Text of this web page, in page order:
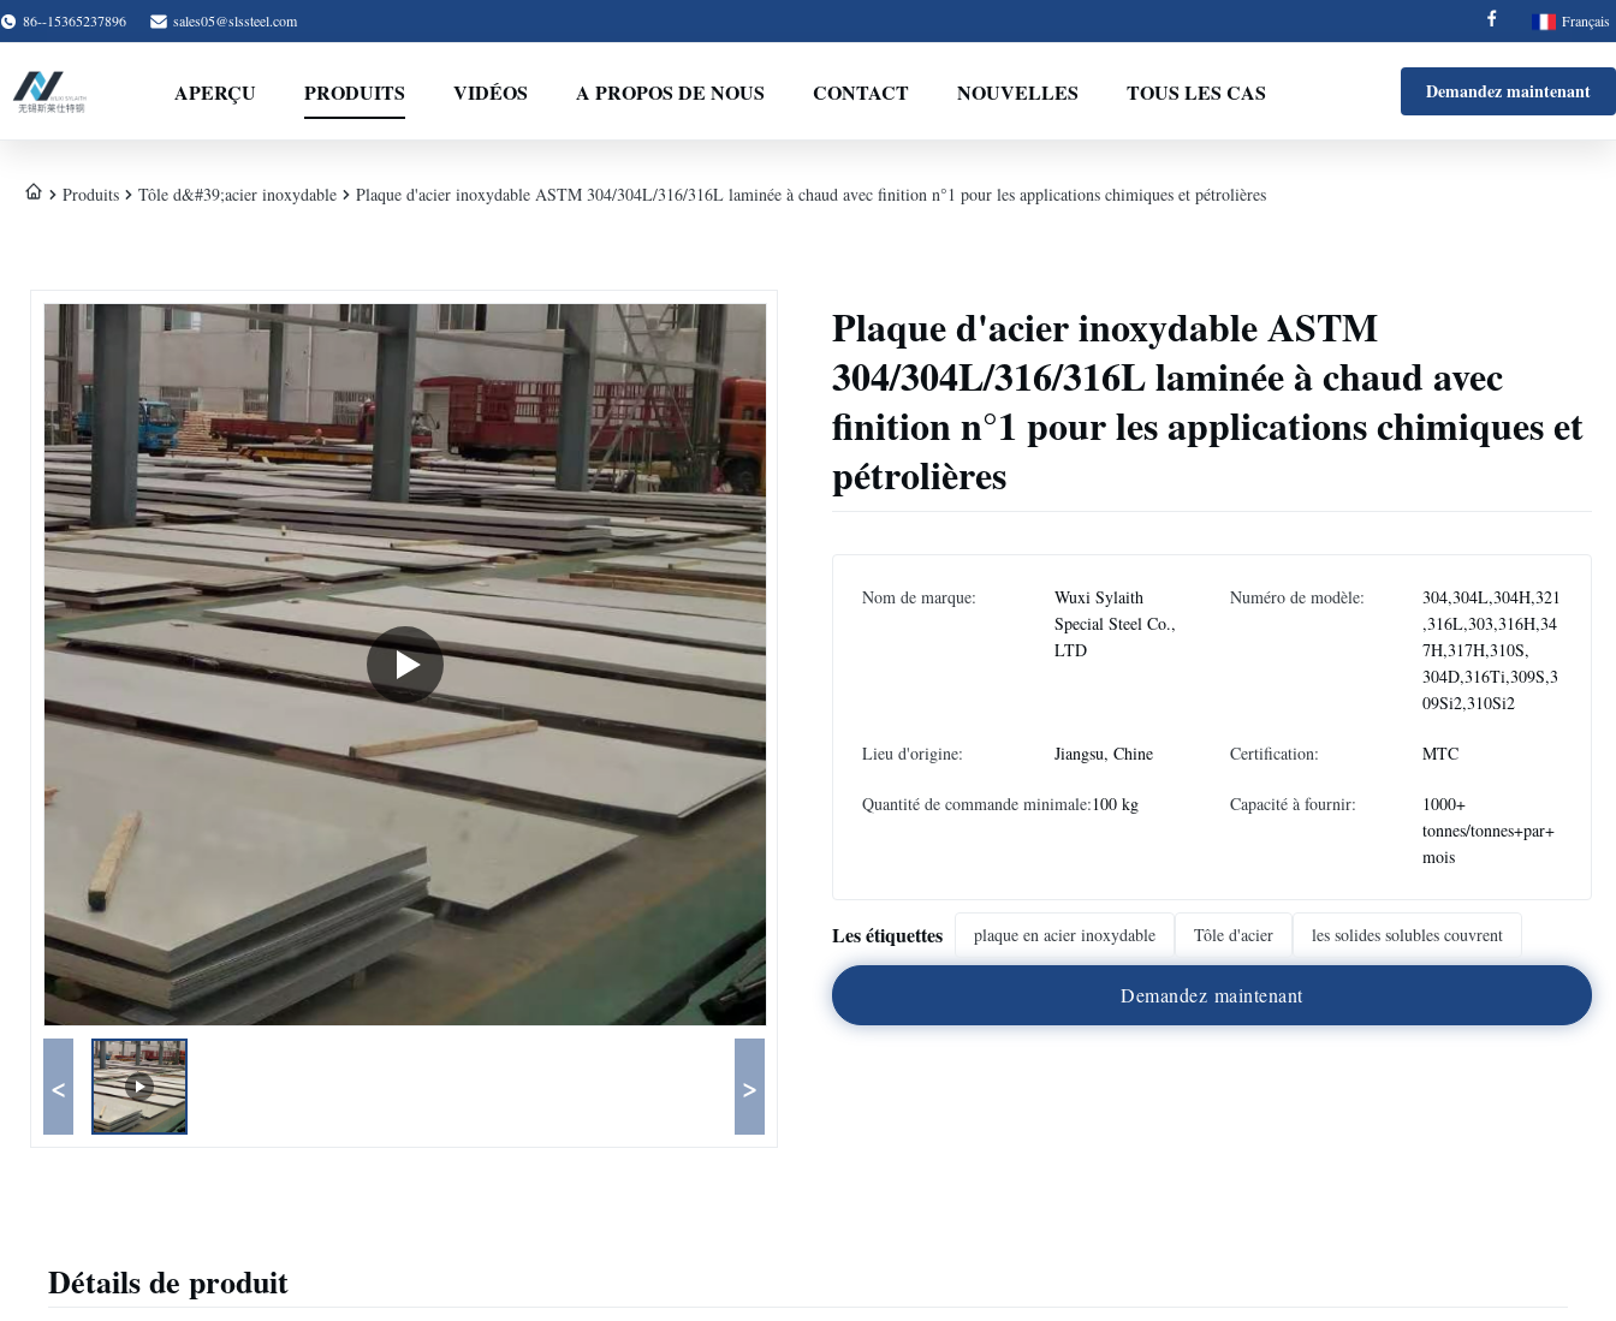
86--15365237896 sales05@slssteel.com Français
APERÇU PRODUITS VIDÉOS A PROPOS DE NOUS CONTACT NOUVELLES TOUS LES CAS Demandez maintenant
Produits Tôle d&#39;acier inoxydable Plaque d'acier inoxydable ASTM 304/304L/316/316L laminée à chaud avec finition n°1 pour les applications chimiques et pétrolières
< >
Plaque d'acier inoxydable ASTM
304/304L/316/316L laminée à chaud avec
finition n°1 pour les applications chimiques et
pétrolières
Nom de marque:
Wuxi Sylaith
Special Steel Co.,
LTD
Numéro de modèle:
304,304L,304H,321
,316L,303,316H,34
7H,317H,310S,
304D,316Ti,309S,3
09Si2,310Si2
Lieu d'origine: Jiangsu, Chine Certification: MTC
Quantité de commande minimale:100 kg Capacité à fournir:
1000+
tonnes/tonnes+par+
mois
Les étiquettes plaque en acier inoxydable Tôle d'acier les solides solubles couvrent
Demandez maintenant
Détails de produit